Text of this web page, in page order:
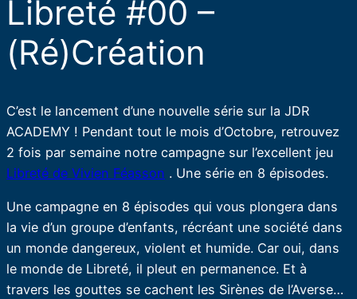
Libreté #00 –
(Ré)Création
C’est le lancement d’une nouvelle série sur la JDR
ACADEMY ! Pendant tout le mois d’Octobre, retrouvez
2 fois par semaine notre campagne sur l’excellent jeu
Libreté de Vivien Féasson . Une série en 8 épisodes.
Une campagne en 8 épisodes qui vous plongera dans
la vie d’un groupe d’enfants, récréant une société dans
un monde dangereux, violent et humide. Car oui, dans
le monde de Libreté, il pleut en permanence. Et à
travers les gouttes se cachent les Sirènes de l’Averse…